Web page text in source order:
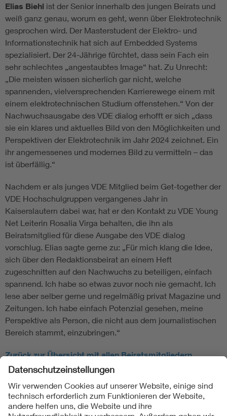
Elias Biehl ist der Senior innerhalb des jungen Beirats und
weiß ganz genau, worum es geht, wenn über Elektrotechnik
gesprochen wird. Der Masterstudent der Elektro- und
Informationstechnik hat sich auf Embedded Systems
spezialisiert. Der 24-Jährige fürchtet, dass sein Fach ein
sehr schlechtes „angestaubtes Image“ hat. Zu Unrecht:
„Die meisten wissen sicherlich gar nicht, welche
spannenden, vielversprechenden Karrierewege einem mit
einem elektrotechnischen Studium offenstehen.“ Von der
Nachwuchsausgabe des VDE dialog erhofft er sich „dass
sie ein klares und aktuelles Bild von den Möglichkeiten und
Perspektiven der Elektrotechnik im Jahr 2024 zeichnet. Ein
ihr angemessenes und modernes Bild zu vermitteln – das
ist überfällig.“
Nachdem er als junges VDE Mitglied beim Get-together der
VDE Hochschulgruppen vergangenes Jahr in
Kaiserslautern dabei war, hat er den Kontakt zu VDE Young
Net Leiterin Rosalia Virga behalten, die ihn als
Beiratsmitglied für diese Ausgabe des VDE dialog
vorschlug. Elias sagte gerne zu: „Für mich klang die Idee,
sich über den Redaktionsbeirat an einem Heft
zugeschnitten auf den Nachwuchs zu beteiligen, einfach
spannend. Ich habe so etwas zuvor noch nie gemacht. Ich
lese aber selber gerne und regelmäßig privat Magazine und
Zeitungen. Ich habe einfach Potenzial gesehen, meine
Perspektive als Person, die nicht aus dem journalistischen
Bereich stammt, einzubringen.“
Zurück zur Übersicht mit allen Beiratsmitgliedern
Folgen Sie uns